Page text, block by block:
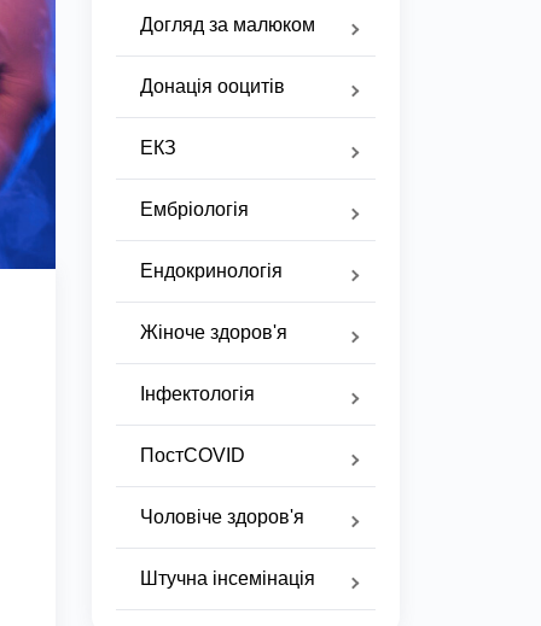
Догляд за малюком
Донація ооцитів
ЕКЗ
Ембріологія
Ендокринологія
Жіноче здоров'я
Інфектологія
ПостCOVID
Чоловіче здоров'я
Штучна інсемінація